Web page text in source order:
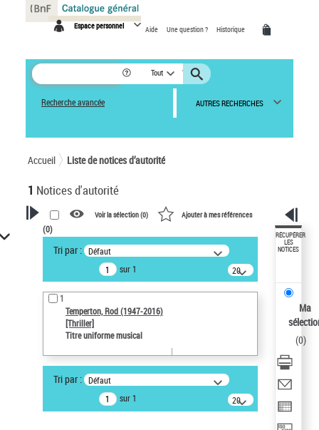
Espace personnel Aide Une question ? Historique
Tout
Recherche avancée AUTRES RECHERCHES
Accueil Liste de notices d’autorité
1 Notices d'autorité
VOTRE RECHERCHE
Recherche avancée dans les
notices d’autorité
Œuvres liées à l'auteur :
Temperton, Rod (1947-2016)
Auteur d’œuvre
Statut de la notice d’autorité
Notice élémentaire
Type de notice d'autorité
Voir la sélection (0) Ajouter à mes références
(0)
Tri par : Défaut
sur 1
20
résultats/page
1
Temperton, Rod (1947-2016)
[Thriller]
Titre uniforme musical
Tri par : Défaut
sur 1
20
résultats/page
RÉCUPÉRER
LES
NOTICES
Ma
(0)
Panneau de gestion des cookies